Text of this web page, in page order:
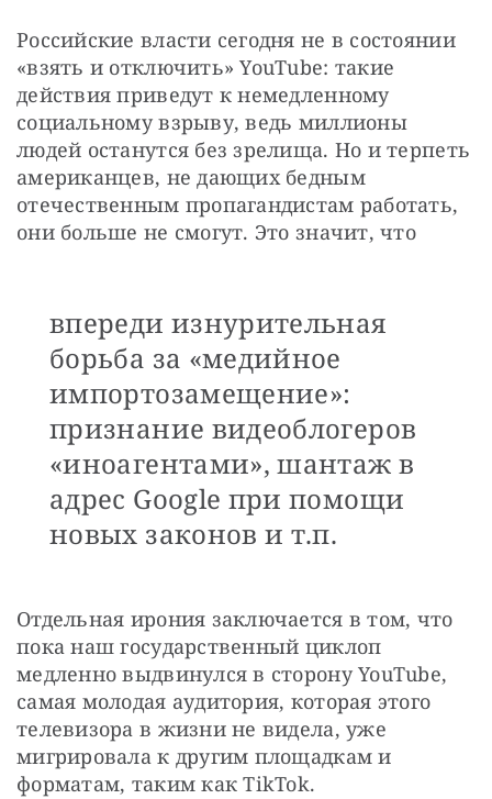
Российские власти сегодня не в состоянии
«взять и отключить» YouTube: такие
действия приведут к немедленному
социальному взрыву, ведь миллионы
людей останутся без зрелища. Но и терпеть
американцев, не дающих бедным
отечественным пропагандистам работать,
они больше не смогут. Это значит, что
впереди изнурительная
борьба за «медийное
импортозамещение»:
признание видеоблогеров
«иноагентами», шантаж в
адрес Google при помощи
новых законов и т.п.
Отдельная ирония заключается в том, что
пока наш государственный циклоп
медленно выдвинулся в сторону YouTube,
самая молодая аудитория, которая этого
телевизора в жизни не видела, уже
мигрировала к другим площадкам и
форматам, таким как TikTok.